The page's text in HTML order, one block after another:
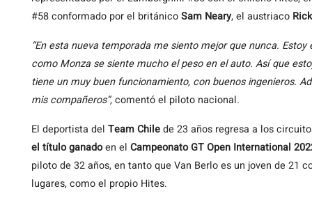
#58 conformado por el británicoSam Neary, el austriaco
“En esta nueva temporada me siento mejor que nunca.
como Monza se siente mucho el peso en el auto. Así que
tiene un muy buen funcionamiento, con buenos ingenieros.
mis compañeros”,comentó el piloto nacional.
El deportista del Team Chilede 23 años regresa a los
el título ganadoen el Campeonato GT Open International
piloto de 32 años, en tanto que Van Berlo es un joven de 21
lugares, como el propio Hites.